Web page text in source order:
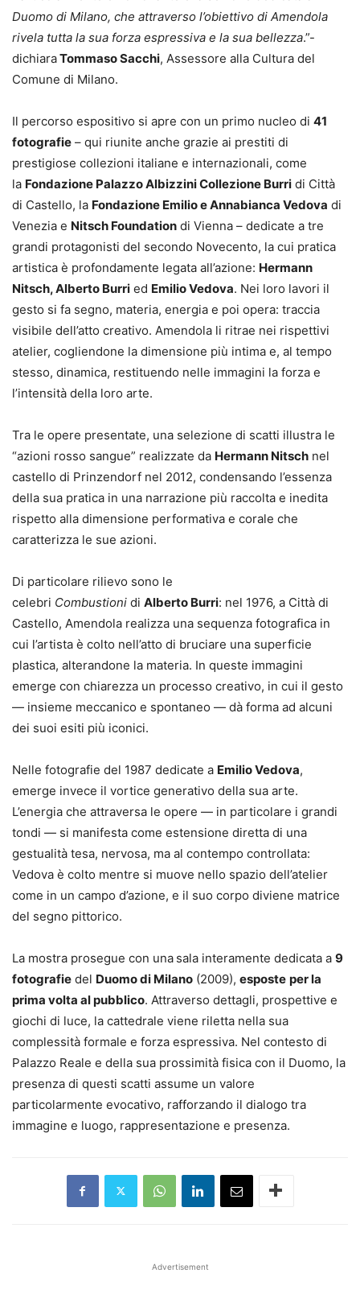
Duomo di Milano, che attraverso l’obiettivo di Amendola
rivela tutta la sua forza espressiva e la sua bellezza.”-
dichiaraTommaso Sacchi, Assessore alla Cultura del
Comune di Milano.
Il percorso espositivo si apre con un primo nucleo di 41
fotografie – qui riunite anche grazie ai prestiti di
prestigiose collezioni italiane e internazionali, come
la Fondazione Palazzo Albizzini Collezione Burri di Città
di Castello, la Fondazione Emilio e Annabianca Vedova di
Venezia e Nitsch Foundation di Vienna – dedicate a tre
grandi protagonisti del secondo Novecento, la cui pratica
artistica è profondamente legata all’azione: Hermann
Nitsch, Alberto Burri ed Emilio Vedova. Nei loro lavori il
gesto si fa segno, materia, energia e poi opera: traccia
visibile dell’atto creativo. Amendola li ritrae nei rispettivi
atelier, cogliendone la dimensione più intima e, al tempo
stesso, dinamica, restituendo nelle immagini la forza e
l’intensità della loro arte.
Tra le opere presentate, una selezione di scatti illustra le
“azioni rosso sangue” realizzate da Hermann Nitsch nel
castello di Prinzendorf nel 2012, condensando l’essenza
della sua pratica in una narrazione più raccolta e inedita
rispetto alla dimensione performativa e corale che
caratterizza le sue azioni.
Di particolare rilievo sono le
celebri Combustioni di Alberto Burri: nel 1976, a Città di
Castello, Amendola realizza una sequenza fotografica in
cui l’artista è colto nell’atto di bruciare una superficie
plastica, alterandone la materia. In queste immagini
emerge con chiarezza un processo creativo, in cui il gesto
— insieme meccanico e spontaneo — dà forma ad alcuni
dei suoi esiti più iconici.
Nelle fotografie del 1987 dedicate a Emilio Vedova,
emerge invece il vortice generativo della sua arte.
L’energia che attraversa le opere — in particolare i grandi
tondi — si manifesta come estensione diretta di una
gestualità tesa, nervosa, ma al contempo controllata:
Vedova è colto mentre si muove nello spazio dell’atelier
come in un campo d’azione, e il suo corpo diviene matrice
del segno pittorico.
La mostra prosegue con una sala interamente dedicata a 9
fotografie del Duomo di Milano (2009), esposte per la
prima volta al pubblico. Attraverso dettagli, prospettive e
giochi di luce, la cattedrale viene riletta nella sua
complessità formale e forza espressiva. Nel contesto di
Palazzo Reale e della sua prossimità fisica con il Duomo, la
presenza di questi scatti assume un valore
particolarmente evocativo, rafforzando il dialogo tra
immagine e luogo, rappresentazione e presenza.
Advertisement